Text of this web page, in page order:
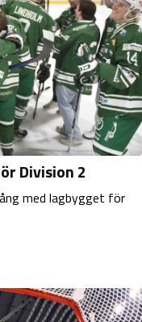
Division 2
med lagbygget för